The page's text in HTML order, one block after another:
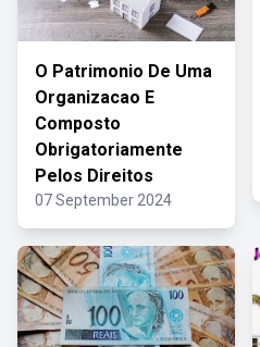
O Patrimonio De Uma
Organizacao E
Composto
Obrigatoriamente
Pelos Direitos
07 September 2024